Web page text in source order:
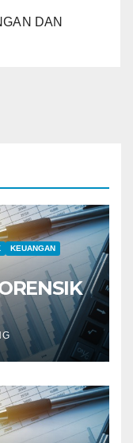
DAN
KEUANGAN